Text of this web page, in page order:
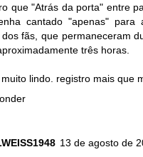
que "Atrás da porta" entre
cantado "apenas" para
fãs, que permaneceram
três horas.
lindo. registro mais que
13 de agosto de